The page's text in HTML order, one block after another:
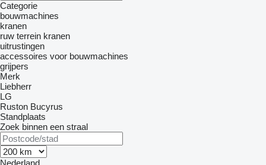
Categorie
bouwmachines
kranen
ruw terrein kranen
uitrustingen
accessoires voor bouwmachines
grijpers
Merk
Liebherr
LG
Ruston Bucyrus
Standplaats
Zoek binnen een straal
Nederland